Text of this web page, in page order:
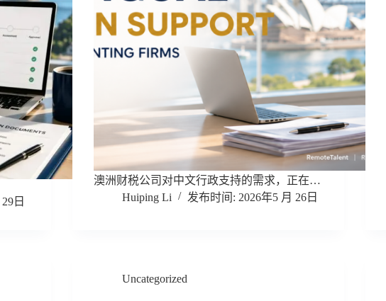
日
澳洲财税公司对中文行政支持的需求，正在…
Huiping Li
2026年5 月 26日
Uncategorized